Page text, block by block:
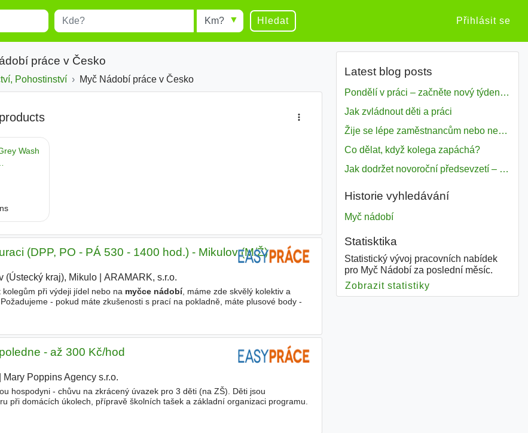
Místo
results.
Radius Hledat Přihlásit se
práce v Česko
Pohostinství Myč Nádobí práce v Česko
(DPP, PO - PÁ 530 - 1400 hod.) - Mikulov (M/Ž)
(Ústecký kraj), Mikulo ARAMARK, s.r.o.
při výdeji jídel nebo na myčce nádobí, máme zde skvělý kolektiv a
- pokud máte zkušenosti s prací na pokladně, máte plusové body -
- až 300 Kč/hod
Mary Poppins Agency s.r.o.
hospodyni - chůvu na zkrácený úvazek pro 3 děti (na ZŠ). Děti jsou
při domácích úkolech, přípravě školních tašek a základní organizaci programu.
Latest blog posts
Pondělí v práci – začněte nový týden s motivací
Jak zvládnout děti a práci
Žije se lépe zaměstnancům nebo nezavislým pracovníkům
Co dělat, když kolega zapáchá?
Jak dodržet novoroční předsevzetí – naše tipy pro dobrý začátek roku 2018
Historie vyhledávání
Myč nádobí
Statisktika
Statistický vývoj pracovních nabídek
pro Myč Nádobí za poslední měsíc.
Zobrazit statistiky